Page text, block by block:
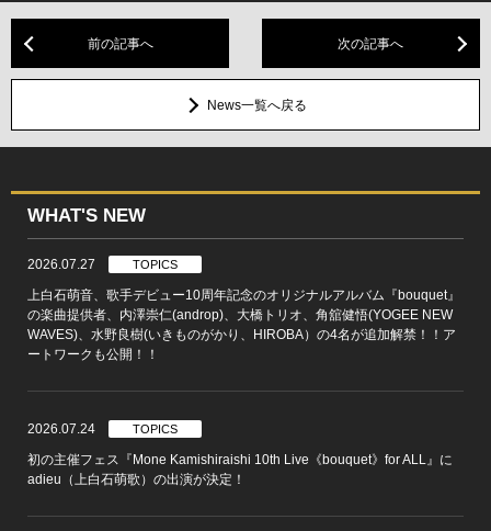
前の記事へ 次の記事へ
News一覧へ戻る
WHAT'S NEW
2026.07.27 TOPICS
上白石萌音、歌手デビュー10周年記念のオリジナルアルバム『bouquet』
の楽曲提供者、内澤崇仁(androp)、大橋トリオ、角舘健悟(YOGEE NEW
WAVES)、水野良樹(いきものがかり、HIROBA）の4名が追加解禁！！ア
ートワークも公開！！
2026.07.24 TOPICS
初の主催フェス『Mone Kamishiraishi 10th Live《bouquet》for ALL』に
adieu（上白石萌歌）の出演が決定！